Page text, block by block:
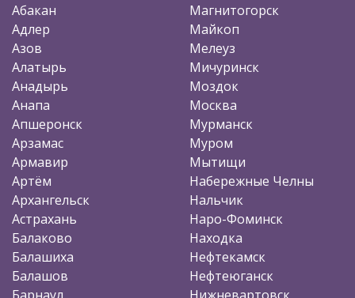
Абакан
Адлер
Азов
Алатырь
Анадырь
Анапа
Апшеронск
Арзамас
Армавир
Артём
Архангельск
Астрахань
Балаково
Балашиха
Балашов
Барнаул
Магнитогорск
Майкоп
Мелеуз
Мичуринск
Моздок
Москва
Мурманск
Муром
Мытищи
Набережные Челны
Нальчик
Наро-Фоминск
Находка
Нефтекамск
Нефтеюганск
Нижневартовск